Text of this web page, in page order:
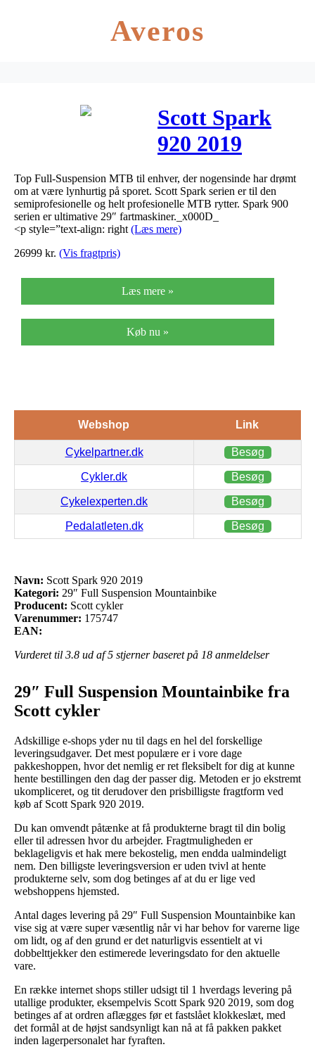
Averos
Scott Spark
920 2019
Top Full-Suspension MTB til enhver, der nogensinde har drømt
om at være lynhurtig på sporet. Scott Spark serien er til den
semiprofesionelle og helt profesionelle MTB rytter. Spark 900
serien er ultimative 29″ fartmaskiner._x000D_
<p style=”text-align: right (Læs mere)
26999 kr. (Vis fragtpris)
Læs mere »
Køb nu »
Webshop Link
Cykelpartner.dk Besøg
Cykler.dk Besøg
Cykelexperten.dk Besøg
Pedalatleten.dk Besøg
Navn: Scott Spark 920 2019
Kategori: 29″ Full Suspension Mountainbike
Producent: Scott cykler
Varenummer: 175747
EAN:
Vurderet til 3.8 ud af 5 stjerner baseret på 18 anmeldelser
29″ Full Suspension Mountainbike fra
Scott cykler
Adskillige e-shops yder nu til dags en hel del forskellige
leveringsudgaver. Det mest populære er i vore dage
pakkeshoppen, hvor det nemlig er ret fleksibelt for dig at kunne
hente bestillingen den dag der passer dig. Metoden er jo ekstremt
ukompliceret, og tit derudover den prisbilligste fragtform ved
køb af Scott Spark 920 2019.
Du kan omvendt påtænke at få produkterne bragt til din bolig
eller til adressen hvor du arbejder. Fragtmuligheden er
beklageligvis et hak mere bekostelig, men endda ualmindeligt
nem. Den billigste leveringsversion er uden tvivl at hente
produkterne selv, som dog betinges af at du er lige ved
webshoppens hjemsted.
Antal dages levering på 29″ Full Suspension Mountainbike kan
vise sig at være super væsentlig når vi har behov for varerne lige
om lidt, og af den grund er det naturligvis essentielt at vi
dobbelttjekker den estimerede leveringsdato for den aktuelle
vare.
En række internet shops stiller udsigt til 1 hverdags levering på
utallige produkter, eksempelvis Scott Spark 920 2019, som dog
betinges af at ordren aflægges før et fastslået klokkeslæt, med
det formål at de højst sandsynligt kan nå at få pakken pakket
inden lagerpersonalet har fyraften.